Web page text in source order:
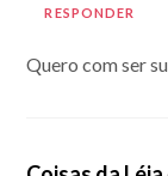
RESPONDER
Quero com ser